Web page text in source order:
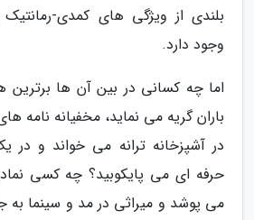
بلندی از ویژگی های کمدی-
وجود دارد.
اما چه کسانی در بین آن ها
باران گریه می نماید، مخفیانه نامه
در آشپزخانه ترانه می خواند و در
حرفه ای می پایکوبید؟ چه کسی
می پوشد و میراثی در مد و سینما به